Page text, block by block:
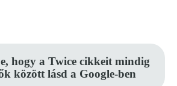
hogy a Twice cikkeit mindig
között lásd a Google-ben